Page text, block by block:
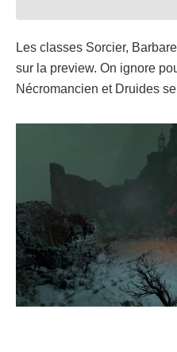
Les classes Sorcier,
sur la preview. On ignore
Nécromancien et Druides